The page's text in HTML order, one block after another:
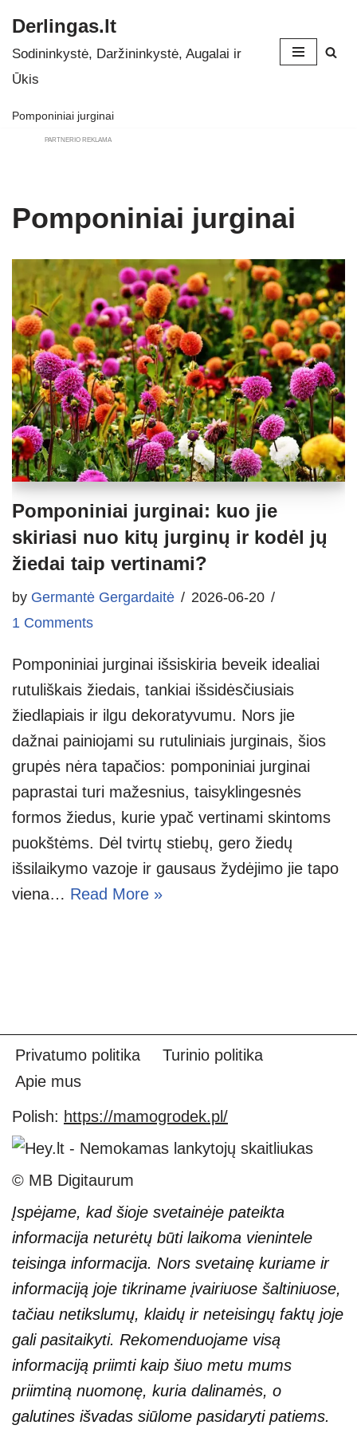
Skip
to
Derlingas.lt
Sodininkystė, Daržininkystė, Augalai ir
Ūkis
Pomponiniai jurginai
PARTNERIO REKLAMA
Pomponiniai jurginai
Pomponiniai jurginai: kuo jie
skiriasi nuo kitų jurginų ir kodėl jų
žiedai taip vertinami?
by Germantė Gergardaitė
2026-06-20
1 Comments
Pomponiniai jurginai išsiskiria beveik idealiai
rutuliškais žiedais, tankiai išsidėsčiusiais
žiedlapiais ir ilgu dekoratyvumu. Nors jie
dažnai painiojami su rutuliniais jurginais, šios
grupės nėra tapačios: pomponiniai jurginai
paprastai turi mažesnius, taisyklingesnės
formos žiedus, kurie ypač vertinami skintoms
puokštėms. Dėl tvirtų stiebų, gero žiedų
išsilaikymo vazoje ir gausaus žydėjimo jie tapo
viena… Read More »
Privatumo politika
Turinio politika
Apie mus
Polish: https://mamogrodek.pl/
© MB Digitaurum
Įspėjame, kad šioje svetainėje pateikta
informacija neturėtų būti laikoma vienintele
teisinga informacija. Nors svetainę kuriame ir
informaciją joje tikriname įvairiuose šaltiniuose,
tačiau netikslumų, klaidų ir neteisingų faktų joje
gali pasitaikyti. Rekomenduojame visą
informaciją priimti kaip šiuo metu mums
priimtiną nuomonę, kuria dalinamės, o
galutines išvadas siūlome pasidaryti patiems.